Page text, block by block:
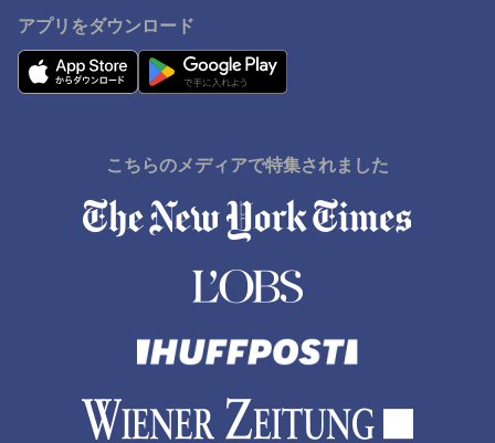
アプリをダウンロード
こちらのメディアで特集されました